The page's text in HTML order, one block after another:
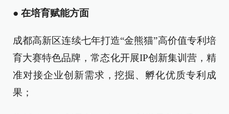
● 在培育赋能方面
成都高新区连续七年打造“金熊猫”高价值专利培
育大赛特色品牌，常态化开展IP创新集训营，精
准对接企业创新需求，挖掘、孵化优质专利成
果；